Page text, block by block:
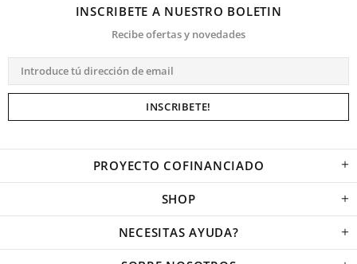
INSCRIBETE A NUESTRO BOLETIN
Recibe ofertas y novedades
PROYECTO COFINANCIADO
SHOP
NECESITAS AYUDA?